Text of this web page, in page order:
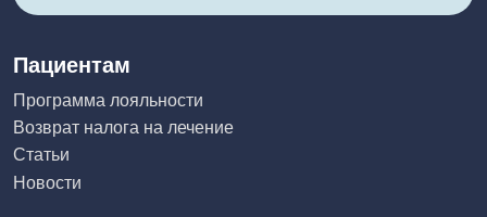
Пациентам
Программа лояльности
Возврат налога на лечение
Статьи
Новости